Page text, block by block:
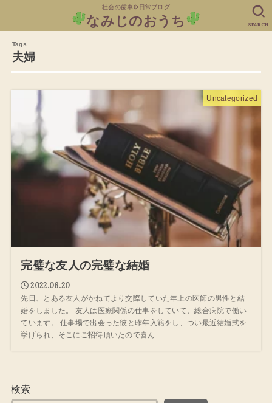
社会の歯車⚙日常ブログ
なみじのおうち SEARCH
夫婦
Uncategorized
完璧な友人の完璧な結婚
2022.06.20
先日、とある友人がかねてより交際していた年上の医師の男性と結
婚をしました。 友人は医療関係の仕事をしていて、総合病院で働い
ています。 仕事場で出会った彼と昨年入籍をし、つい最近結婚式を
挙げられ、そこにご招待頂いたので喜ん...
検索